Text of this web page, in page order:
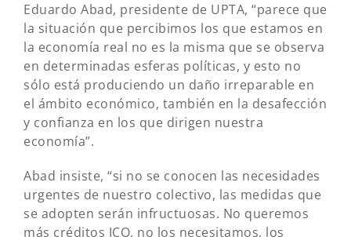
Eduardo Abad, presidente de UPTA, “parece que
la situación que percibimos los que estamos en
la economía real no es la misma que se observa
en determinadas esferas políticas, y esto no
sólo está produciendo un daño irreparable en
el ámbito económico, también en la desafección
y confianza en los que dirigen nuestra
economía”.
Abad insiste, “si no se conocen las necesidades
urgentes de nuestro colectivo, las medidas que
se adopten serán infructuosas. No queremos
más créditos ICO, no los necesitamos, los